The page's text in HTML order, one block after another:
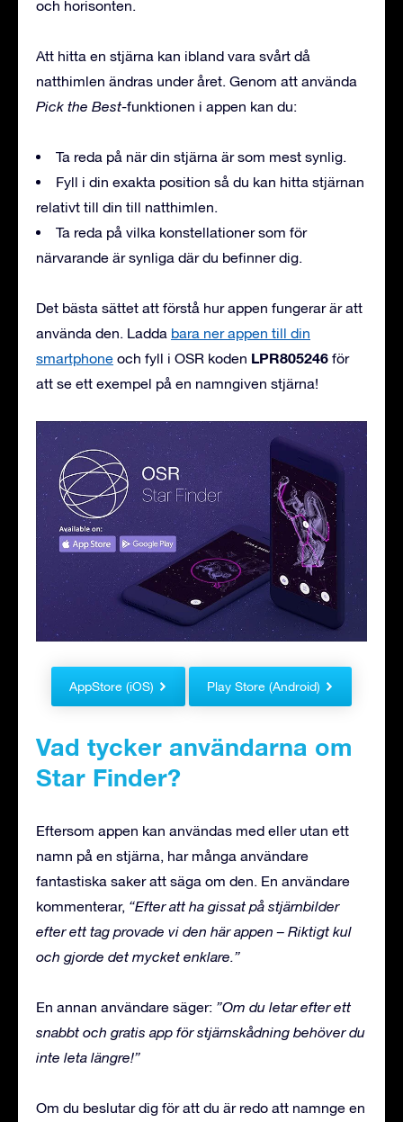
och horisonten.
Att hitta en stjärna kan ibland vara svårt då
natthimlen ändras under året. Genom att använda
Pick the Best-funktionen i appen kan du:
Ta reda på när din stjärna är som mest synlig.
Fyll i din exakta position så du kan hitta stjärnan
relativt till din till natthimlen.
Ta reda på vilka konstellationer som för
närvarande är synliga där du befinner dig.
Det bästa sättet att förstå hur appen fungerar är att
använda den. Ladda bara ner appen till din
smartphone och fyll i OSR koden LPR805246 för
att se ett exempel på en namngiven stjärna!
AppStore (iOS) Play Store (Android)
Vad tycker användarna om
Star Finder?
Eftersom appen kan användas med eller utan ett
namn på en stjärna, har många användare
fantastiska saker att säga om den. En användare
kommenterar, “Efter att ha gissat på stjärnbilder
efter ett tag provade vi den här appen – Riktigt kul
och gjorde det mycket enklare.”
En annan användare säger: ”Om du letar efter ett
snabbt och gratis app för stjärnskådning behöver du
inte leta längre!”
Om du beslutar dig för att du är redo att namnge en